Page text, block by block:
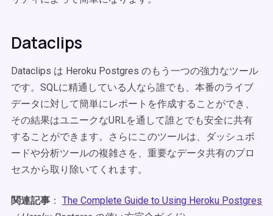
Dataclips
Dataclips は Heroku Postgres のもう一つの強力なツール
です。SQLに精通している人なら誰でも、本番のライブ
データに対して簡単にレポートを作成することができ、
その結果はユニークなURLを通して誰とでも安全に共有
することができます。さらにこのツールは、ダッシュボ
ードや分析ツールの複雑さを、重要なデータ共有のプロ
セスから取り除いてくれます。
関連記事 ： The Complete Guide to Using Heroku Postgres